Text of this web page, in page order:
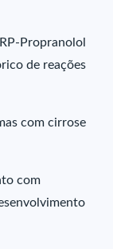
Propranolol
de reações
com cirrose
com